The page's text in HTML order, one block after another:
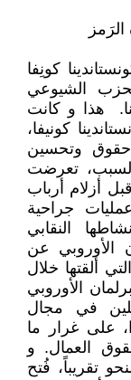
كونِفا
الشيوعي
هذا و كانت
كونيفا،
وتحسين
تعرضت
قبل أزلام أرباب
جراحية
النقابي
الأوروبي عن
ألقتها خلال
الأوروبي
في مجال
على غرار ما
العمال. و
تقريباً، فُتح